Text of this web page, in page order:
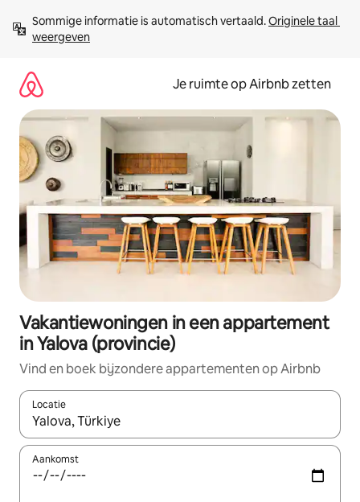
direct
naar
Sommige informatie is automatisch vertaald. Originele taal
weergeven
Je ruimte op Airbnb zetten
Vakantiewoningen in een appartement
in Yalova (provincie)
Vind en boek bijzondere appartementen op Airbnb
Locatie
Wanneer er suggesties beschikbaar zijn, maak je een keuze
Aankomst